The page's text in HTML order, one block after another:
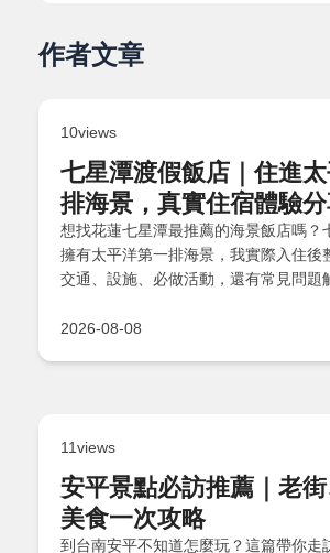
作者文章
10views
七星潭渡假飯店｜住進
排海景，真實住宿體驗
想找花蓮七星潭最推薦的海景飯店嗎？
擁有太平洋第一排海景，我實際入住後
交通、設施、必做活動，還有常見問題
2026-08-08
11views
安平景點必訪推薦｜老街
美食一次攻略
到台南安平不知道怎麼玩？這篇帶你走